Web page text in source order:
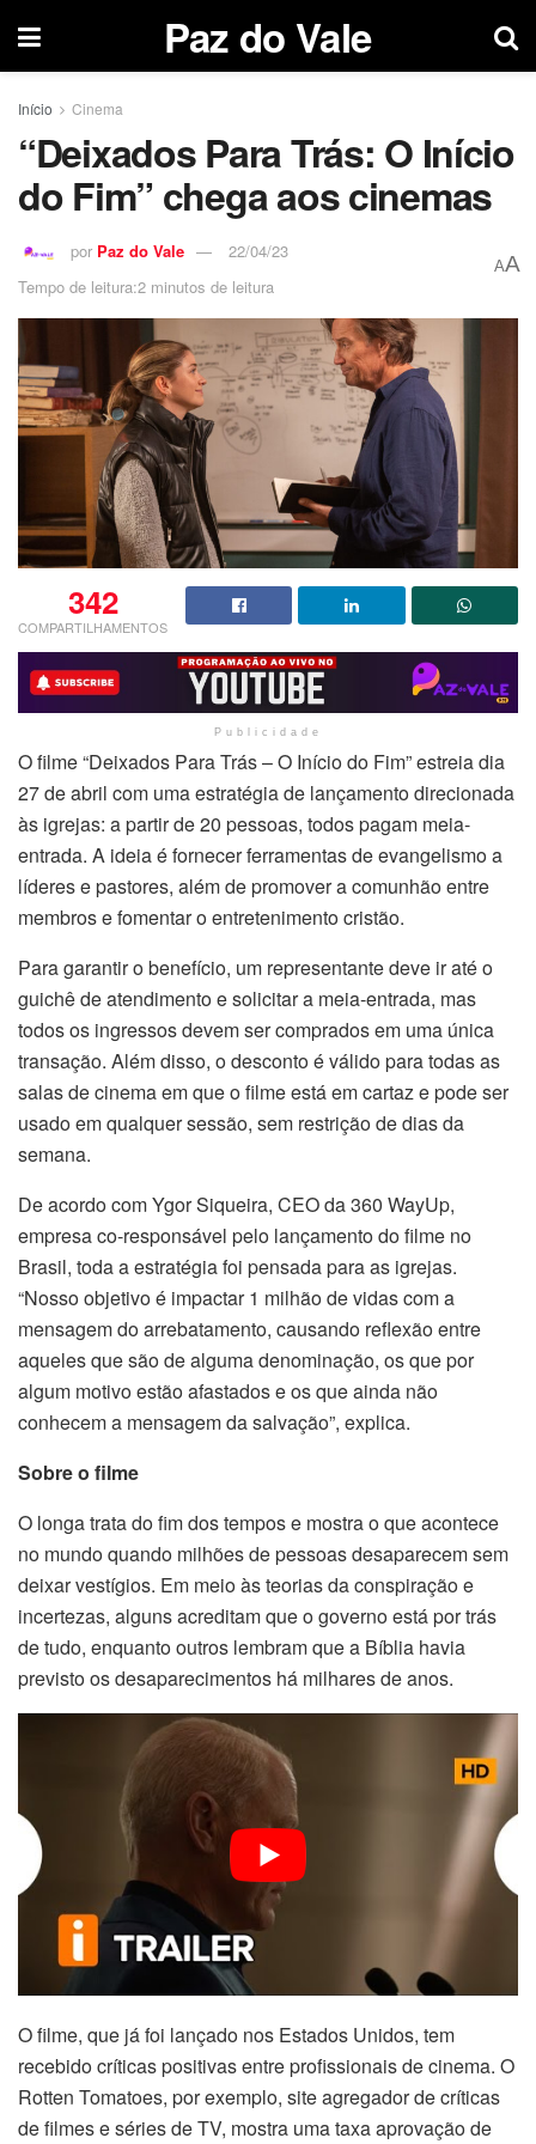
Paz do Vale
Início Cinema
“Deixados Para Trás: O Início
do Fim” chega aos cinemas
por Paz do Vale
22/04/23
Tempo de leitura:2 minutos de leitura
AA
342
COMPARTILHAMENTOS
Publicidade
O filme “Deixados Para Trás – O Início do Fim” estreia dia
27 de abril com uma estratégia de lançamento direcionada
às igrejas: a partir de 20 pessoas, todos pagam meia-
entrada. A ideia é fornecer ferramentas de evangelismo a
líderes e pastores, além de promover a comunhão entre
membros e fomentar o entretenimento cristão.
Para garantir o benefício, um representante deve ir até o
guichê de atendimento e solicitar a meia-entrada, mas
todos os ingressos devem ser comprados em uma única
transação. Além disso, o desconto é válido para todas as
salas de cinema em que o filme está em cartaz e pode ser
usado em qualquer sessão, sem restrição de dias da
semana.
De acordo com Ygor Siqueira, CEO da 360 WayUp,
empresa co-responsável pelo lançamento do filme no
Brasil, toda a estratégia foi pensada para as igrejas.
“Nosso objetivo é impactar 1 milhão de vidas com a
mensagem do arrebatamento, causando reflexão entre
aqueles que são de alguma denominação, os que por
algum motivo estão afastados e os que ainda não
conhecem a mensagem da salvação”, explica.
Sobre o filme
O longa trata do fim dos tempos e mostra o que acontece
no mundo quando milhões de pessoas desaparecem sem
deixar vestígios. Em meio às teorias da conspiração e
incertezas, alguns acreditam que o governo está por trás
de tudo, enquanto outros lembram que a Bíblia havia
previsto os desaparecimentos há milhares de anos.
O filme, que já foi lançado nos Estados Unidos, tem
recebido críticas positivas entre profissionais de cinema. O
Rotten Tomatoes, por exemplo, site agregador de críticas
de filmes e séries de TV, mostra uma taxa aprovação de